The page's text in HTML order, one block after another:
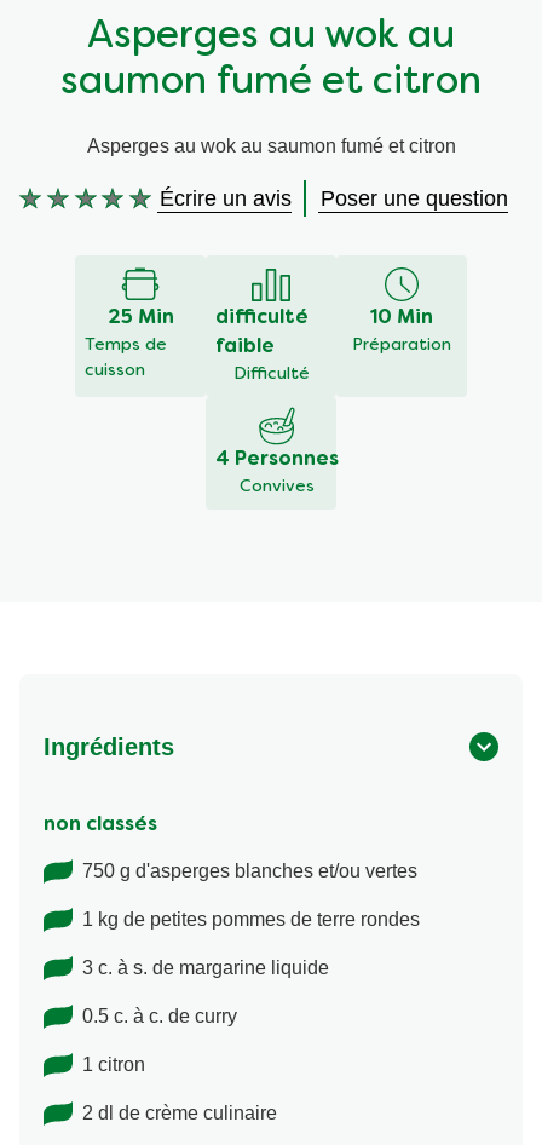
Végétarien
Wraps aux légumes
Aides culinaires
Prêt à l'emploi
Asperges au wok au
saumon fumé et citron
Asperges au wok au saumon fumé et citron
Aucune
Écrire un avis Poser une question
25 Min
Temps de
cuisson
difficulté
faible
Difficulté
10 Min
Préparation
4 Personnes
Convives
Ingrédients
non classés
750 g d'asperges blanches et/ou vertes
1 kg de petites pommes de terre rondes
3 c. à s. de margarine liquide
0.5 c. à c. de curry
1 citron
2 dl de crème culinaire